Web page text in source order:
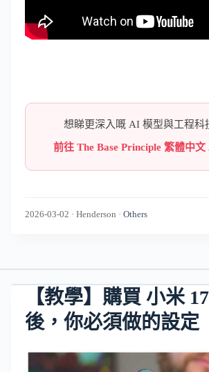
想睇更深入嘅 AI 模型與工程科
前往 The Base Principle 繁體中
2026-03-02 · Henderson · Others
【教學】購買 小米
後，你必須做的設定